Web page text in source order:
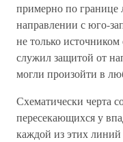
примерно по границе
направлении с юго-
не только
служил защитой от
могли произойти в
Схематически черта
пересекающихся у
каждой из этих